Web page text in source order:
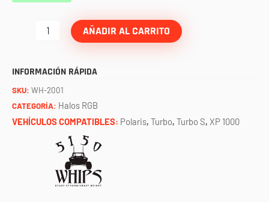
principales
1000,
TURBO,
AÑADIR AL CARRITO
INFORMACIÓN RÁPIDA
SKU: WH-2001
CATEGORÍA: Halos RGB
VEHÍCULOS COMPATIBLES: Polaris, Turbo, Turbo S, XP 1000